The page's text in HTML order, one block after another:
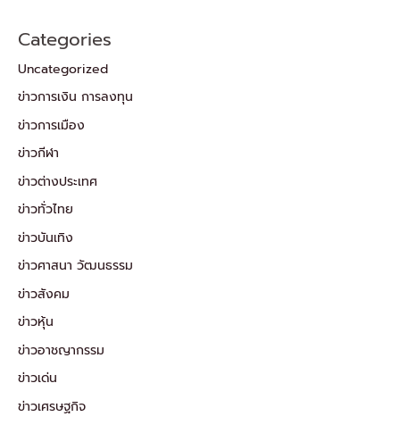
Categories
Uncategorized
ข่าวการเงิน การลงทุน
ข่าวการเมือง
ข่าวกีฬา
ข่าวต่างประเทศ
ข่าวทั่วไทย
ข่าวบันเทิง
ข่าวศาสนา วัฒนธรรม
ข่าวสังคม
ข่าวหุ้น
ข่าวอาชญากรรม
ข่าวเด่น
ข่าวเศรษฐกิจ